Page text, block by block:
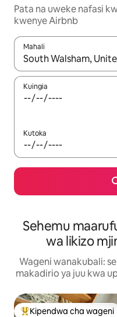
Pata na uweke nafasi
kwenye Airbnb
Mahali
Wakati matokeo
Kuingia
Kutoka
Sehemu
wa likizo
Wageni wanakubali:
makadirio ya juu kwa
Kipendwa cha wageni